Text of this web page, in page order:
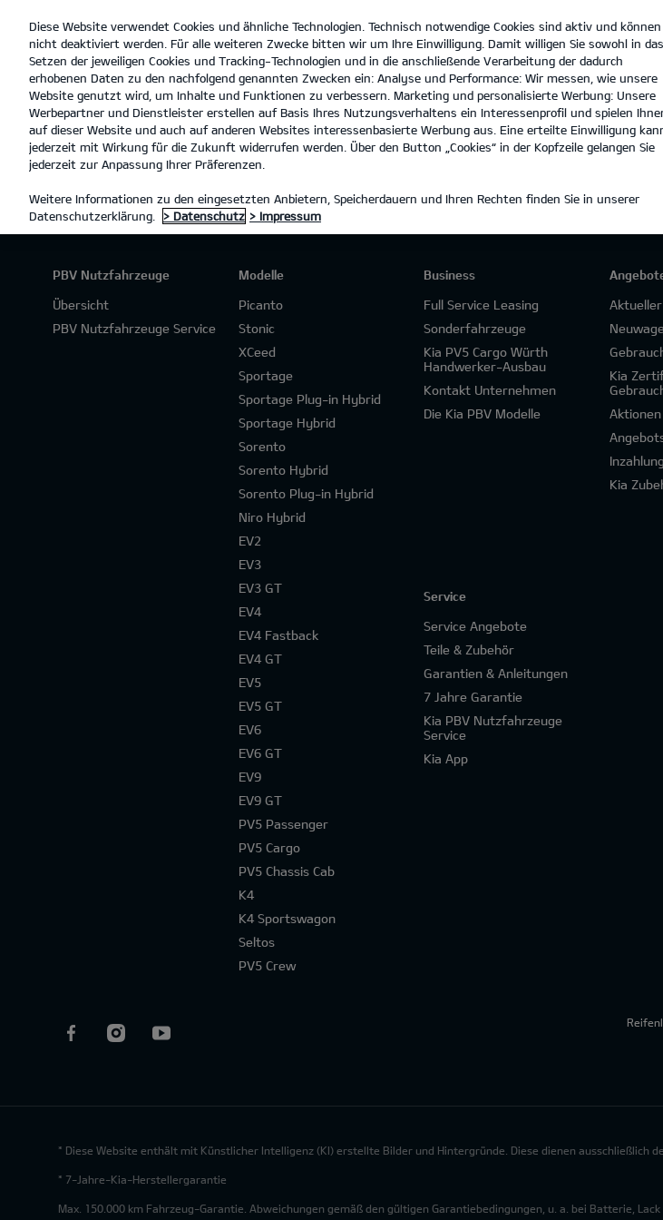
open
menu
MVZ GmbH & Co. KG (im Hause Jungmann)
PROBEFAHRT
PBV Nutzfahrzeuge
Übersicht
PBV Nutzfahrzeuge Service
Modelle
Picanto
Stonic
XCeed
Sportage
Sportage Plug-in Hybrid
Sportage Hybrid
Sorento
Sorento Hybrid
Sorento Plug-in Hybrid
Niro Hybrid
EV2
EV3
EV3 GT
EV4
EV4 Fastback
EV4 GT
EV5
EV5 GT
EV6
EV6 GT
EV9
EV9 GT
PV5 Passenger
PV5 Cargo
PV5 Chassis Cab
K4
K4 Sportswagon
Seltos
PV5 Crew
Business
Full Service Leasing
Sonderfahrzeuge
Kia PV5 Cargo Würth
Handwerker-Ausbau
Kontakt Unternehmen
Die Kia PBV Modelle
Kia
Aktionen
Kia
Service
Service Angebote
Teile & Zubehör
Garantien & Anleitungen
7 Jahre Garantie
Kia PBV Nutzfahrzeuge
Service
Kia App
* Diese Website enthält mit Künstlicher Intelligenz (KI) erstellte Bilder und Hintergründe. Diese dienen ausschließlich
* 7-Jahre-Kia-Herstellergarantie
Max. 150.000 km Fahrzeug-Garantie. Abweichungen gemäß den gültigen Garantiebedingungen, u. a. bei Batterie, Lack
Diese Website verwendet Cookies und ähnliche Technologien. Technisch notwendige Cookies sind aktiv und können
nicht deaktiviert werden. Für alle weiteren Zwecke bitten wir um Ihre Einwilligung. Damit willigen Sie sowohl in das
Setzen der jeweiligen Cookies und Tracking-Technologien und in die anschließende Verarbeitung der dadurch
erhobenen Daten zu den nachfolgend genannten Zwecken ein: Analyse und Performance: Wir messen, wie unsere
Website genutzt wird, um Inhalte und Funktionen zu verbessern. Marketing und personalisierte Werbung: Unsere
Werbepartner und Dienstleister erstellen auf Basis Ihres Nutzungsverhaltens ein Interessenprofil und spielen
auf dieser Website und auch auf anderen Websites interessenbasierte Werbung aus. Eine erteilte Einwilligung
jederzeit mit Wirkung für die Zukunft widerrufen werden. Über den Button „Cookies“ in der Kopfzeile gelangen Sie
jederzeit zur Anpassung Ihrer Präferenzen.
Weitere Informationen zu den eingesetzten Anbietern, Speicherdauern und Ihren Rechten finden Sie in unserer
Datenschutzerklärung.
> Datenschutz > Impressum